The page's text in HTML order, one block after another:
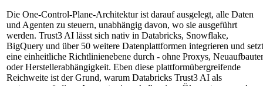
Die One-Control-Plane-Architektur ist darauf ausgelegt, alle Daten
und Agenten zu steuern, unabhängig davon, wo sie ausgeführt
werden. Trust3 AI lässt sich nativ in Databricks, Snowflake,
BigQuery und über 50 weitere Datenplattformen integrieren und setzt
eine einheitliche Richtlinienebene durch - ohne Proxys,
oder Herstellerabhängigkeit. Eben diese plattformübergreifende
Reichweite ist der Grund, warum Databricks Trust3 AI als